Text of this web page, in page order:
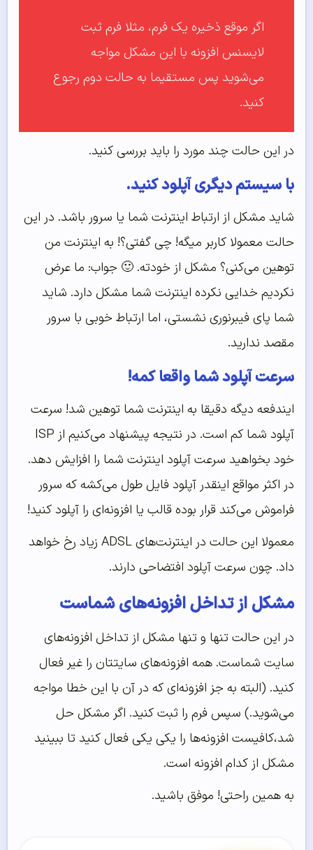
اگر موقع ذخیره یک فرم، مثلا فرم ثبت
لایسنس افزونه با این مشکل مواجه
می‌شوید پس مستقیما به حالت دوم رجوع
کنید.
در این حالت چند مورد را باید بررسی کنید.
با سیستم دیگری آپلود کنید.
شاید مشکل از ارتباط اینترنت شما یا سرور باشد. در این
حالت معمولا کاربر میگه! چی گفتی؟! به اینترنت من
توهین می‌کنی؟ مشکل از خودته. 🙂 جواب: ما عرض
نکردیم خدایی نکرده اینترنت شما مشکل دارد. شاید
شما پای فیبرنوری نشستی، اما ارتباط خوبی با سرور
مقصد ندارید.
سرعت آپلود شما واقعا کمه!
ایندفعه دیگه دقیقا به اینترنت شما توهین شد! سرعت
آپلود شما کم است. در نتیجه پیشنهاد می‌کنیم از ISP
خود بخواهید سرعت آپلود اینترنت شما را افزایش دهد.
در اکثر مواقع اینقدر آپلود فایل طول می‌کشه که سرور
فراموش می‌کند قرار بوده قالب یا افزونه‌ای را آپلود کنید!
معمولا این حالت در اینترنت‌های ADSL زیاد رخ خواهد
داد. چون سرعت آپلود افتضاحی دارند.
مشکل از تداخل افزونه‌های شماست
در این حالت تنها و تنها مشکل از تداخل افزونه‌های
سایت شماست. همه افزونه‌های سایتتان را غیر فعال
کنید. (البته به جز افزونه‌ای که در آن با این خطا مواجه
می‌شوید.) سپس فرم را ثبت کنید. اگر مشکل حل
شد،کافیست افزونه‌ها را یکی یکی فعال کنید تا ببینید
مشکل از کدام افزونه است.
به همین راحتی! موفق باشید.